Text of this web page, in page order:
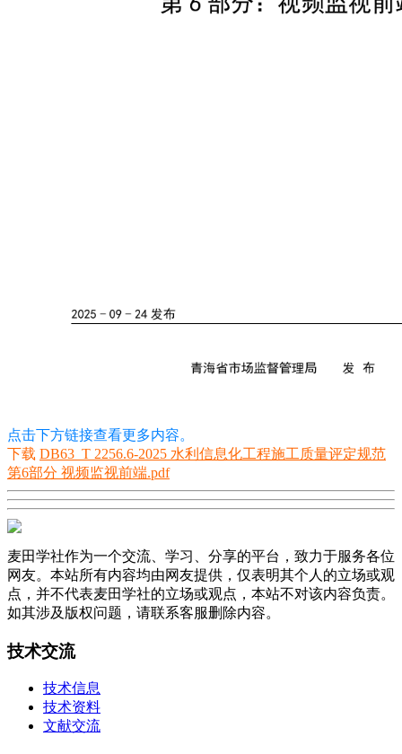
点击下方链接查看更多内容。
下载 DB63_T 2256.6-2025 水利信息化工程施工质量评定规范
第6部分 视频监视前端.pdf
麦田学社作为一个交流、学习、分享的平台，致力于服务各位
网友。本站所有内容均由网友提供，仅表明其个人的立场或观
点，并不代表麦田学社的立场或观点，本站不对该内容负责。
如其涉及版权问题，请联系客服删除内容。
技术交流
技术信息
技术资料
文献交流